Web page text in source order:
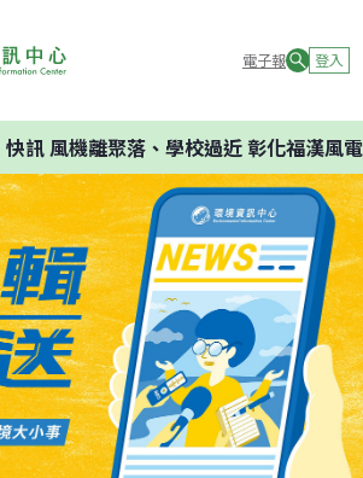
電子報 登入
快訊風機離聚落、學校過近 彰化福漢風電